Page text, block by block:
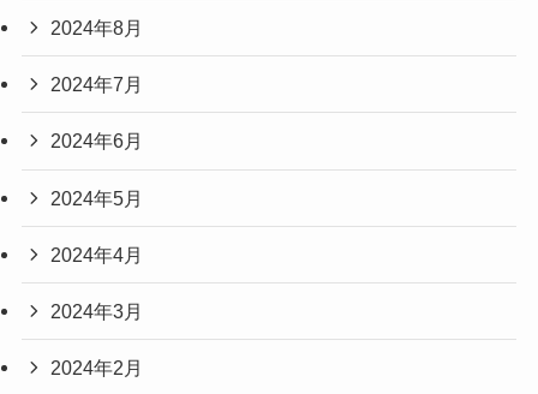
2024年8月
2024年7月
2024年6月
2024年5月
2024年4月
2024年3月
2024年2月